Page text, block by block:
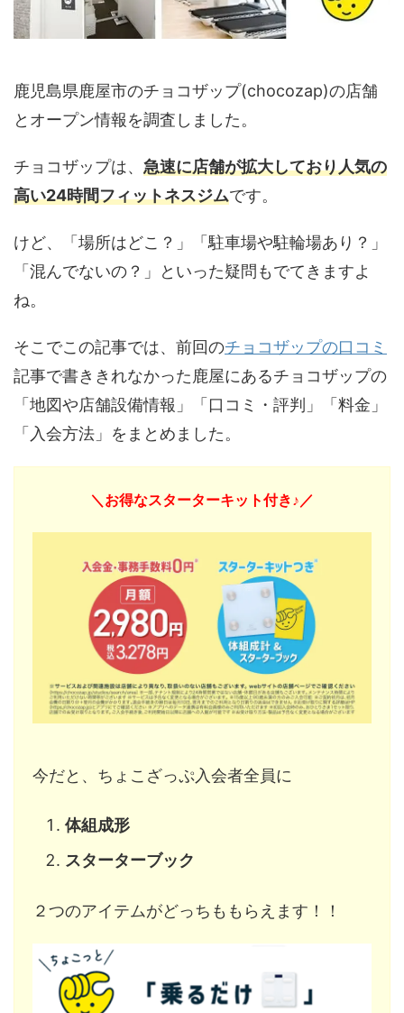
鹿児島県鹿屋市のチョコザップ(chocozap)の店舗
とオープン情報を調査しました。
チョコザップは、 急速に店舗が拡大しており人気の
高い24時間フィットネスジムです。
けど、「場所はどこ？」「駐車場や駐輪場あり？」
「混んでないの？」といった疑問もでてきますよ
ね。
そこでこの記事では、前回のチョコザップの口コミ
記事で書ききれなかった鹿屋にあるチョコザップの
「地図や店舗設備情報」「口コミ・評判」「料金」
「入会方法」をまとめました。
＼お得なスターターキット付き♪／
今だと、ちょこざっぷ入会者全員に
体組成形
スターターブック
２つのアイテムがどっちももらえます！！